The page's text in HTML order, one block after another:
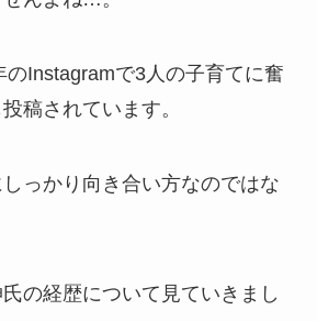
Instagramで3人の子育てに奮
稿されています。
っかり向き合い方なのではな
の経歴について見ていきまし